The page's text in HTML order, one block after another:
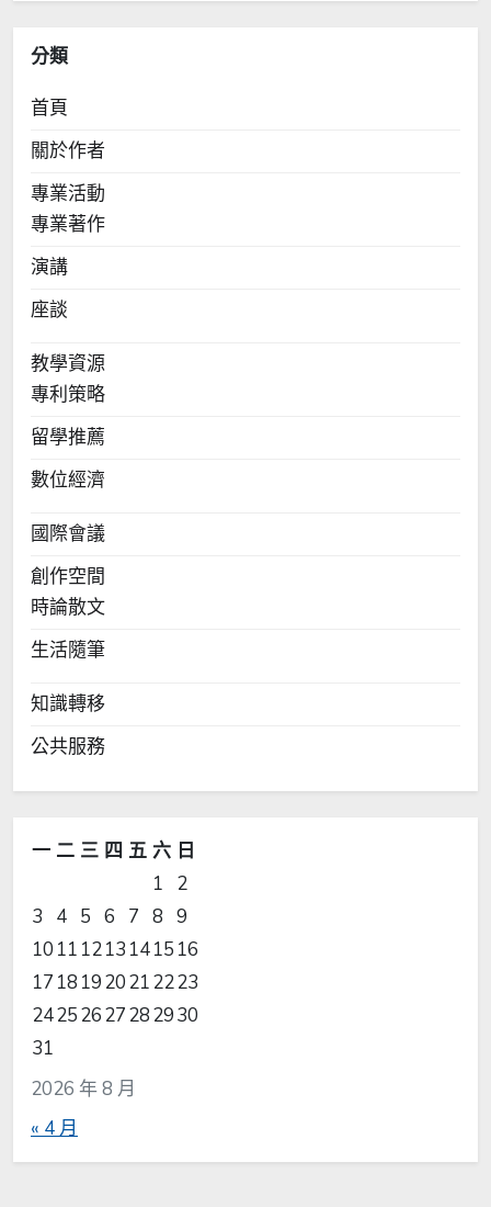
分類
首頁
關於作者
專業活動
專業著作
演講
座談
教學資源
專利策略
留學推薦
數位經濟
國際會議
創作空間
時論散文
生活隨筆
知識轉移
公共服務
2026 年 8 月
一 二 三 四 五 六 日
1
2
3
4 5 6 7 8 9
10 11 1213 1415 16
17 18 1920212223
24252627282930
31
« 4 月